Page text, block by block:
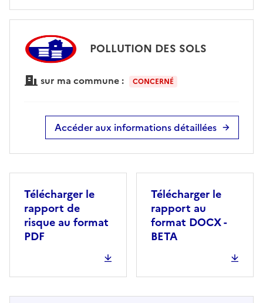
POLLUTION DES SOLS
sur ma commune : CONCERNÉ
Accéder aux informations détaillées
Télécharger le
rapport de
risque au format
PDF
Télécharger le
rapport au
format DOCX -
BETA